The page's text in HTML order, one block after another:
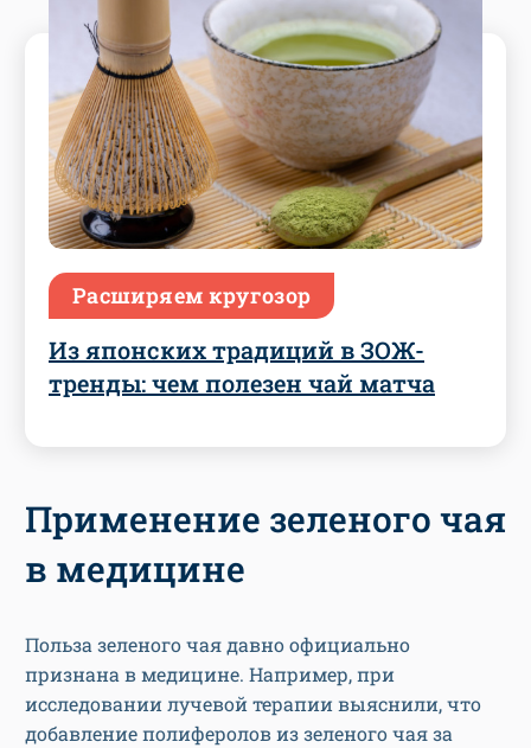
Расширяем кругозор
Из японских традиций в ЗОЖ-
тренды: чем полезен чай матча
Применение зеленого чая
в медицине
Польза зеленого чая давно официально
признана в медицине. Например, при
исследовании лучевой терапии выяснили, что
добавление полиферолов из зеленого чая за